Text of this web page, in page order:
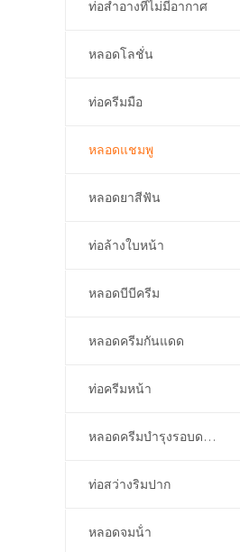
ท่อสําอางที่ไม่มีอากาศ
หลอดโลชั่น
ท่อครีมมือ
หลอดแชมพู
หลอดยาสีฟัน
ท่อล้างใบหน้า
หลอดบีบีครีม
หลอดครีมกันแดด
ท่อครีมหน้า
หลอดครีมบำรุงรอบดวงตา
ท่อสว่างริมปาก
หลอดจมน้ํา